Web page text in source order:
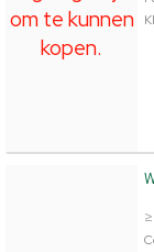
om te kunnen
kopen.
Wreath
U moet